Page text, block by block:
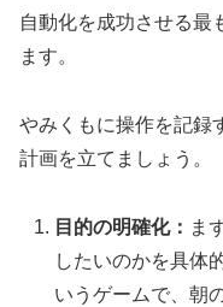
自動化を成功させる最
ます。
やみくもに操作を記録
計画を立てましょう。
目的の明確化： ま
したいのかを具体
いうゲームで、朝